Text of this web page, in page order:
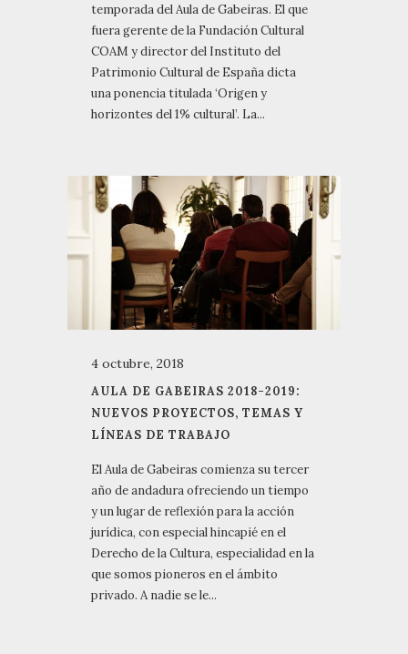
temporada del Aula de Gabeiras. El que
fuera gerente de la Fundación Cultural
COAM y director del Instituto del
Patrimonio Cultural de España dicta
una ponencia titulada ‘Origen y
horizontes del 1% cultural’. La...
4 octubre, 2018
AULA DE GABEIRAS 2018-2019:
NUEVOS PROYECTOS, TEMAS Y
LÍNEAS DE TRABAJO
El Aula de Gabeiras comienza su tercer
año de andadura ofreciendo un tiempo
y un lugar de reflexión para la acción
jurídica, con especial hincapié en el
Derecho de la Cultura, especialidad en la
que somos pioneros en el ámbito
privado. A nadie se le...